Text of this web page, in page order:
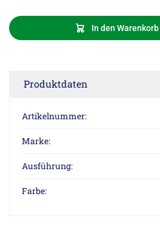
In den Warenkorb
Produktdaten
Artikelnummer:
Marke:
Ausführung:
Farbe: